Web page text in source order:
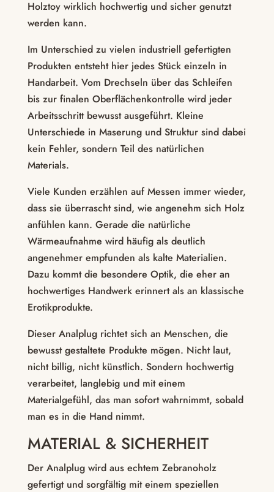
Holztoy wirklich hochwertig und sicher genutzt
werden kann.
Im Unterschied zu vielen industriell gefertigten
Produkten entsteht hier jedes Stück einzeln in
Handarbeit. Vom Drechseln über das Schleifen
bis zur finalen Oberflächenkontrolle wird jeder
Arbeitsschritt bewusst ausgeführt. Kleine
Unterschiede in Maserung und Struktur sind dabei
kein Fehler, sondern Teil des natürlichen
Materials.
Viele Kunden erzählen auf Messen immer wieder,
dass sie überrascht sind, wie angenehm sich Holz
anfühlen kann. Gerade die natürliche
Wärmeaufnahme wird häufig als deutlich
angenehmer empfunden als kalte Materialien.
Dazu kommt die besondere Optik, die eher an
hochwertiges Handwerk erinnert als an klassische
Erotikprodukte.
Dieser Analplug richtet sich an Menschen, die
bewusst gestaltete Produkte mögen. Nicht laut,
nicht billig, nicht künstlich. Sondern hochwertig
verarbeitet, langlebig und mit einem
Materialgefühl, das man sofort wahrnimmt, sobald
man es in die Hand nimmt.
MATERIAL & SICHERHEIT
Der Analplug wird aus echtem Zebranoholz
gefertigt und sorgfältig mit einem speziellen